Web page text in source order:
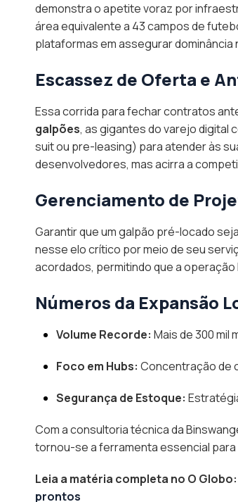
demonstra o apetite voraz por
área equivalente a 43 campos de
plataformas em assegurar
Escassez de Oferta e
Essa corrida para fechar contratos
galpões, as gigantes do varejo digital
suitou pre-leasing) para atender às
desenvolvedores, mas acirra a
Gerenciamento de
Garantir que um galpão pré-locado
nesse elo crítico por meio de seu
acordados, permitindo que a
Números da Expansão
Volume Recorde: Mais de 300
Foco em Hubs: Concentração de
Segurança de Estoque:
Com a consultoria técnica da
tornou-se a ferramenta essencial
Leia a matéria completa no O Globo:
prontos